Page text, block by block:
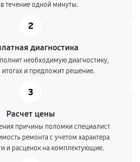
течение одной минуты.
2
диагностика
необходимую диагностику,
и предложит решение.
3
Расчет цены
причины поломки специалист
ремонта с учетом характера
и расценок на комплектующие.